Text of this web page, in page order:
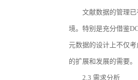
文献数据的管理
境。特别是充分借鉴
元数据的设计上不仅
的扩展和发展的需要。
2.3 需求分析